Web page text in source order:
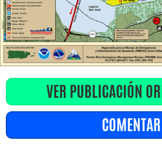
VER PUBLICACIÓN
COMENTAR